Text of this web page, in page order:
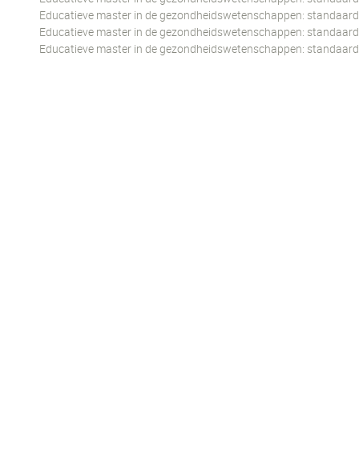
Educatieve master in de gezondheidswetenschappen:
Educatieve master in de gezondheidswetenschappen:
Educatieve master in de gezondheidswetenschappen: